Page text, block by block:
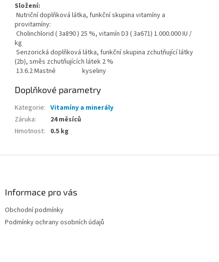
Složení:
Nutriční doplňková látka, funkční skupina vitamíny a
provitamíny:
Cholinchlorid ( 3a890 ) 25 %, vitamín D3 ( 3a671) 1.000.000 IU /
kg
Senzorická doplňková látka, funkční skupina zchutňující látky
(2b), směs zchutňujících látek 2 %
13.6.2 Mastné kyseliny
Doplňkové parametry
Kategorie: Vitamíny a minerály
Záruka:
24 měsíců
Hmotnost: 0.5 kg
Informace pro vás
Obchodní podmínky
Podmínky ochrany osobních údajů